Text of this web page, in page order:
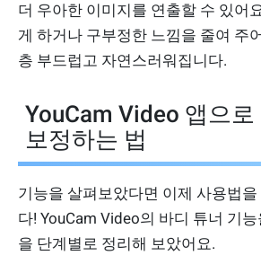
더 우아한 이미지를 연출할 수 있어
게 하거나 구부정한 느낌을 줄여 주
층 부드럽고 자연스러워집니다.
YouCam Video 앱으로
보정하는 법
기능을 살펴보았다면 이제 사용법
다! YouCam Video의 바디 튜너 기
을 단계별로 정리해 보았어요.